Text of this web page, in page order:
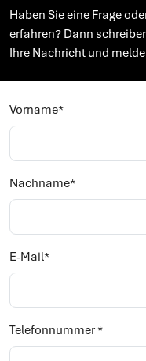
Haben Sie eine Frage
erfahren? Dann
Ihre Nachricht und
Vorname*
Nachname*
E-Mail*
Telefonnummer *